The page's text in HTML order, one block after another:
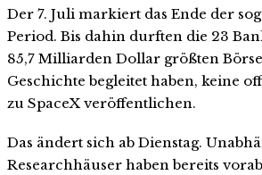
Der 7. Juli markiert das Ende der
Period. Bis dahin durften die 23
85,7 Milliarden Dollar größten
Geschichte begleitet haben, keine
zu SpaceX veröffentlichen.
Das ändert sich ab Dienstag.
Researchhäuser haben bereits